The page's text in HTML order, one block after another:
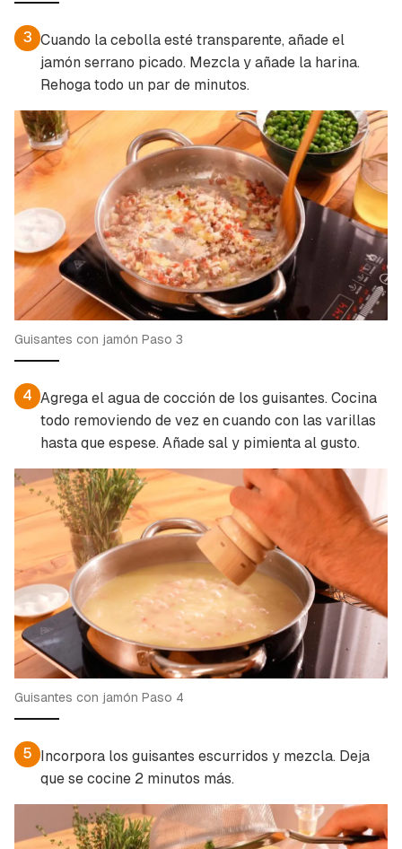
3 Cuando la cebolla esté transparente, añade el
jamón serrano picado. Mezcla y añade la harina.
Rehoga todo un par de minutos.
Guisantes con jamón Paso 3
4 Agrega el agua de cocción de los guisantes. Cocina
todo removiendo de vez en cuando con las varillas
hasta que espese. Añade sal y pimienta al gusto.
Guisantes con jamón Paso 4
5 Incorpora los guisantes escurridos y mezcla. Deja
que se cocine 2 minutos más.